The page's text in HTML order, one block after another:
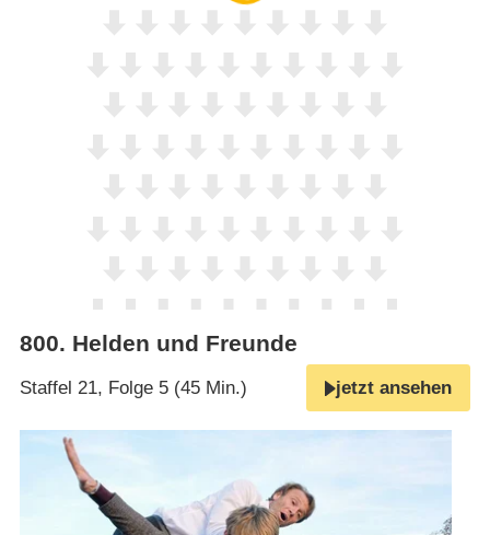
800. Helden und Freunde
Staffel 21, Folge 5 (45 Min.) jetzt ansehen